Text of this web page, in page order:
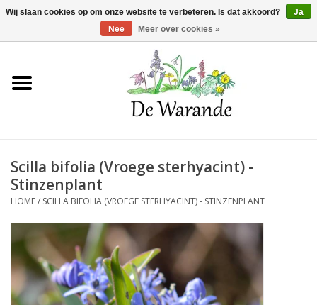
Winkelwagen >0 Artikelen - €0,00
Home
Voorjaarsbloeiers
Herfstbloeiers
Schaduwplanten
Scilla bifolia (Vroege sterhyacint) -
Stinzenplant
HOME/ SCILLA BIFOLIA (VROEGE STERHYACINT) - STINZENPLANT
Wij slaan cookies op om onze website te verbeteren. Is dat akkoord?
Ja
Nee
Meer over cookies »